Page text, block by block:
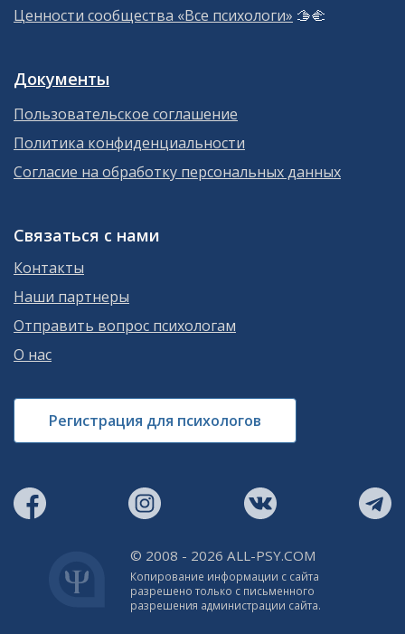
Ценности сообщества «Все психологи» 🫱‍🫲
Документы
Пользовательское соглашение
Политика конфиденциальности
Согласие на обработку персональных данных
Связаться с нами
Контакты
Наши партнеры
Отправить вопрос психологам
О нас
Регистрация для психологов
© 2008 - 2026 ALL-PSY.COM
Копирование информации с сайта
разрешено только с письменного
разрешения администрации сайта.